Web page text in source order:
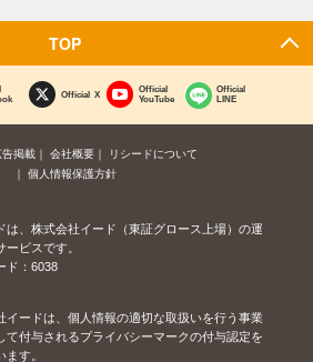
TOP
Official X
Official
YouTube
Official
LINE
告掲載 会社概要
リシードについて
個人情報保護方針
は、株式会社イード（東証グロース上場）の運
ービスです。
ド：6038
イードは、個人情報の適切な取扱いを行う事業
て付与されるプライバシーマークの付与認定を
ます。